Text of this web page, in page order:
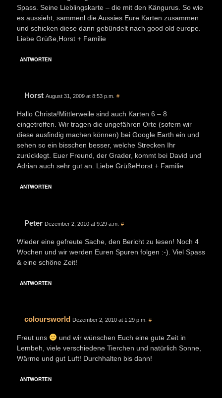
Spass. Seine Lieblingskarte – die mit den Kängurus. So wie
es aussieht, sammenl die Aussies Eure Karten zusammen
und schicken diese dann gebündelt nach good old europe.
Liebe Grüße,Horst + Familie
ANTWORTEN
Horst August 31, 2009 at 8:53 p.m. #
Hallo Christa!Mittlerweile sind auch Karten 6 – 8
eingetroffen. Wir tragen die ungefähren Orte (sofern wir
diese ausfindig machen können) bei Google Earth ein und
sehen so ein bisschen besser, welche Strecken Ihr
zurücklegt. Euer Freund, der Grader, kommt bei David und
Adrian auch sehr gut an. Liebe GrüßeHorst + Familie
ANTWORTEN
Peter Dezember 2, 2010 at 9:29 a.m. #
Wieder eine gefreute Sache, den Bericht zu lesen! Noch 4
Wochen und wir werden Euren Spuren folgen :-). Viel Spass
& eine schöne Zeit!
ANTWORTEN
coloursworld Dezember 2, 2010 at 1:29 p.m. #
Freut uns
und wir wünschen Euch eine gute Zeit in
Lembeh, viele verschiedene Tierchen und natürlich Sonne,
Wärme und gut Luft! Durchhalten bis dann!
ANTWORTEN